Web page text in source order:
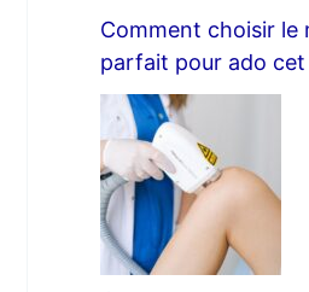
Comment choisir le
parfait pour ado